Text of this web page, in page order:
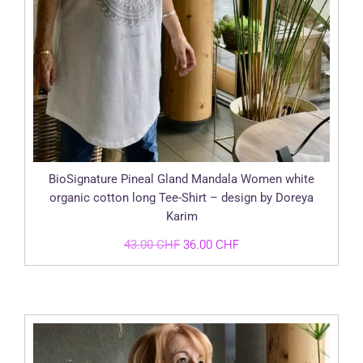
BioSignature Pineal Gland Mandala Women white
organic cotton long Tee-Shirt – design by Doreya
Karim
43.00CHF Le
prix
43.00 CHF.
36.00 CHFLe
prix
36.00 CHF.